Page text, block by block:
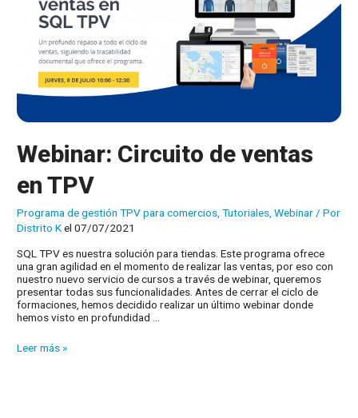
Webinar: Circuito de ventas
en TPV
Programa de gestión TPV para comercios ,Tutoriales ,Webinar / Por
Distrito Kel 07/07/2021
SQL TPV es nuestra solución para tiendas. Este programa ofrece
una gran agilidad en el momento de realizar las ventas, por eso con
nuestro nuevo servicio de cursos a través de webinar, queremos
presentar todas sus funcionalidades. Antes de cerrar el ciclo de
formaciones, hemos decidido realizar un último webinar donde
hemos visto en profundidad …
Webinar:
Leer más »